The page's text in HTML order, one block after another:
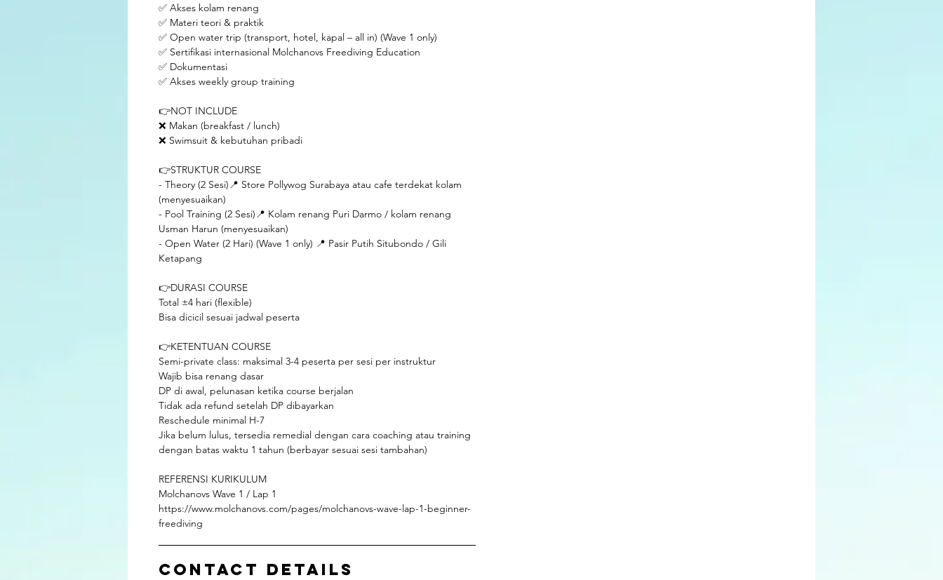
✅ Akses kolam renang
✅ Materi teori & praktik
✅ Open water trip (transport, hotel, kapal – all in) (Wave 1 only)
✅ Sertifikasi internasional Molchanovs Freediving Education
✅ Dokumentasi
✅ Akses weekly group training
👉NOT INCLUDE
❌ Makan (breakfast / lunch)
❌ Swimsuit & kebutuhan pribadi
👉STRUKTUR COURSE
- Theory (2 Sesi)📍 Store Pollywog Surabaya atau cafe terdekat kolam
(menyesuaikan)
- Pool Training (2 Sesi)📍 Kolam renang Puri Darmo / kolam renang
Usman Harun (menyesuaikan)
- Open Water (2 Hari) (Wave 1 only) 📍 Pasir Putih Situbondo / Gili
Ketapang
👉DURASI COURSE
Total ±4 hari (flexible)
Bisa dicicil sesuai jadwal peserta
👉KETENTUAN COURSE
Semi-private class: maksimal 3-4 peserta per sesi per instruktur
Wajib bisa renang dasar
DP di awal, pelunasan ketika course berjalan
Tidak ada refund setelah DP dibayarkan
Reschedule minimal H-7
Jika belum lulus, tersedia remedial dengan cara coaching atau training
dengan batas waktu 1 tahun (berbayar sesuai sesi tambahan)
REFERENSI KURIKULUM
Molchanovs Wave 1 / Lap 1
https://www.molchanovs.com/pages/molchanovs-wave-lap-1-beginner-
freediving
Contact Details